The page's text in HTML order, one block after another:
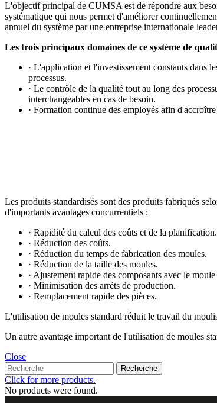
L'objectif principal de CUMSA est de répondre aux
systématique qui nous permet d'améliorer
annuel du système par une entreprise internationale
Les trois principaux domaines de ce système de
· L'application et l'investissement constants dans
processus.
· Le contrôle de la qualité tout au long des
interchangeables en cas de besoin.
· Formation continue des employés afin
Les produits standardisés sont des produits fabriqués
d'importants avantages concurrentiels :
· Rapidité du calcul des coûts et de la planification.
· Réduction des coûts.
· Réduction du temps de fabrication des moules.
· Réduction de la taille des moules.
· Ajustement rapide des composants avec le
· Minimisation des arrêts de production.
· Remplacement rapide des pièces.
L'utilisation de moules standard réduit le travail du
Un autre avantage important de l'utilisation de moules
Close
Recherche
Click for more products.
No products were found.